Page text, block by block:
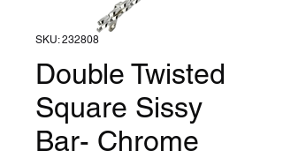
SKU: 232808
Double Twisted
Square Sissy
Bar- Chrome